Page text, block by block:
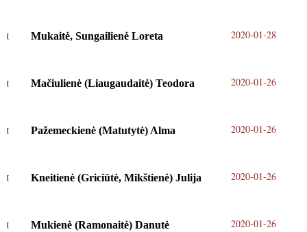
Mukaitė, Sungailienė Loreta 2020-01-28
Mačiulienė (Liaugaudaitė) Teodora 2020-01-26
Pažemeckienė (Matutytė) Alma 2020-01-26
Kneitienė (Griciūtė, Mikštienė) Julija 2020-01-26
Mukienė (Ramonaitė) Danutė 2020-01-26